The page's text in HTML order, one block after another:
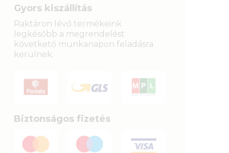
36 790 Ft
Gyors kiszállítás
Raktáron lévő termékeink
legkésőbb a megrendelést
követkető munkanapon feladásra
kerülnek.
Biztonságos fizetés